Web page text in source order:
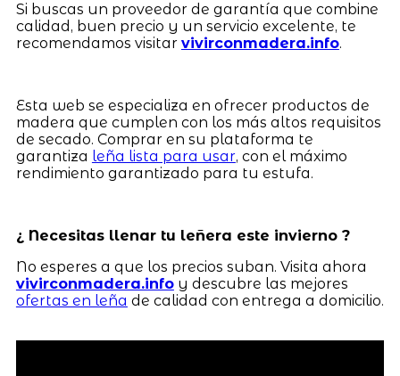
Si buscas un proveedor de garantía que combine
calidad, buen precio y un servicio excelente, te
recomendamos visitar vivirconmadera.info.
Esta web se especializa en ofrecer productos de
madera que cumplen con los más altos requisitos
de secado. Comprar en su plataforma te
garantiza leña lista para usar, con el máximo
rendimiento garantizado para tu estufa.
¿ Necesitas llenar tu leñera este invierno ?
No esperes a que los precios suban. Visita ahora
vivirconmadera.infoy descubre las mejores
ofertas en leña de calidad con entrega a domicilio.